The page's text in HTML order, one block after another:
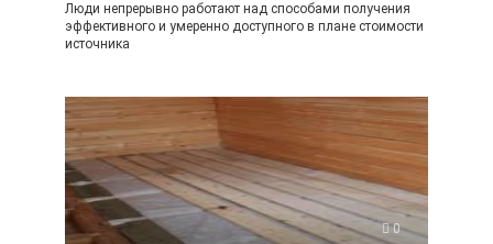
Люди непрерывно работают над способами получения
эффективного и умеренно доступного в плане стоимости
источника
0